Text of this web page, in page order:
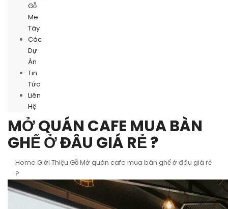
Gỗ
Me
Tây
Các
Dự
Án
Tin
Tức
Liên
Hệ
MỞ QUÁN CAFE MUA BÀN
GHẾ Ở ĐÂU GIÁ RẺ ?
Home Giới Thiệu GỗMở quán cafe mua bàn ghế ở đâu giá rẻ
?